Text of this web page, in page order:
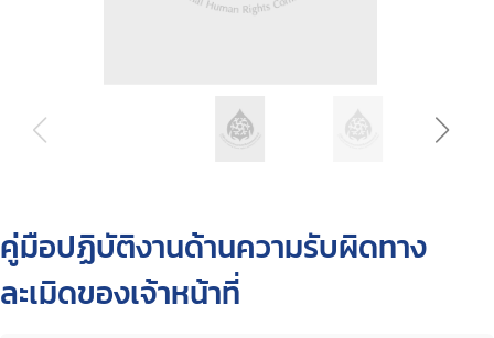
คู่มือปฏิบัติงานด้านความรับผิดทาง
ละเมิดของเจ้าหน้าที่